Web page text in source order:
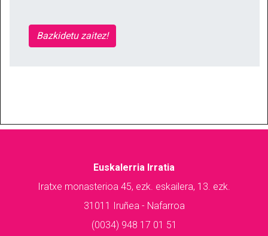
Bazkidetu zaitez!
Euskalerria Irratia
Iratxe monasterioa 45, ezk. eskailera, 13. ezk.
31011 Iruñea - Nafarroa
(0034) 948 17 01 51